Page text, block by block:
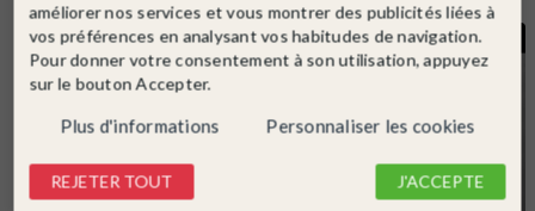
améliorer nos services et vous montrer des publicités liées à
vos préférences en analysant vos habitudes de navigation.
Pour donner votre consentement à son utilisation, appuyez
sur le bouton Accepter.
Plus d'informations Personnaliser les cookies
REJETER TOUT J'ACCEPTE